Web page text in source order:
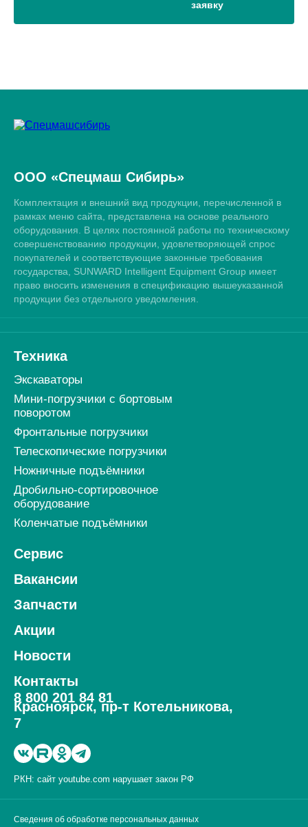
ООО «Спецмаш Сибирь»
Комплектация и внешний вид продукции, перечисленной в
рамках меню сайта, представлена на основе реального
оборудования. В целях постоянной работы по техническому
совершенствованию продукции, удовлетворяющей спрос
покупателей и соответствующие законные требования
государства, SUNWARD Intelligent Equipment Group имеет
право вносить изменения в спецификацию вышеуказанной
продукции без отдельного уведомления.
Техника
Экскаваторы
Мини-погрузчики c бортовым
поворотом
Фронтальные погрузчики
Телескопические погрузчики
Ножничные подъёмники
Дробильно-сортировочное
оборудование
Коленчатые подъёмники
Сервис
Вакансии
Запчасти
Акции
Новости
Контакты
8 800 201 84 81
Красноярск, пр-т Котельникова,
7
РКН: сайт youtube.com нарушает закон РФ
Сведения об обработке персональных данных